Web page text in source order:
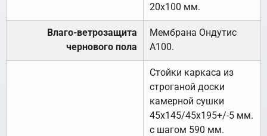
20х100 мм.
Влаго-ветрозащита
чернового пола
Мембрана Ондутис
А100.
Стойки каркаса из
строганой доски
камерной сушки
45х145/45х195+/-5 мм.
с шагом 590 мм.